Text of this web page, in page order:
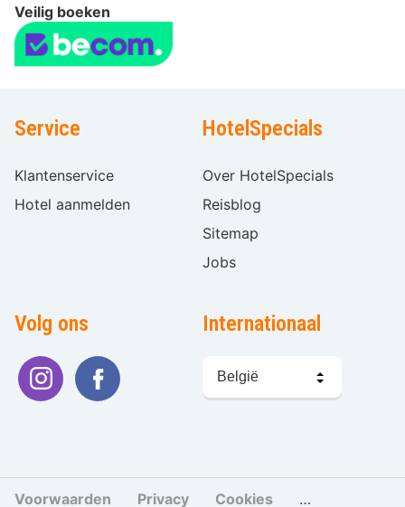
Veilig boeken
Service
Klantenservice
Hotel aanmelden
HotelSpecials
Over HotelSpecials
Reisblog
Sitemap
Jobs
Volg ons Internationaal
kiezen
Voorwaarden Privacy Cookies Cookies